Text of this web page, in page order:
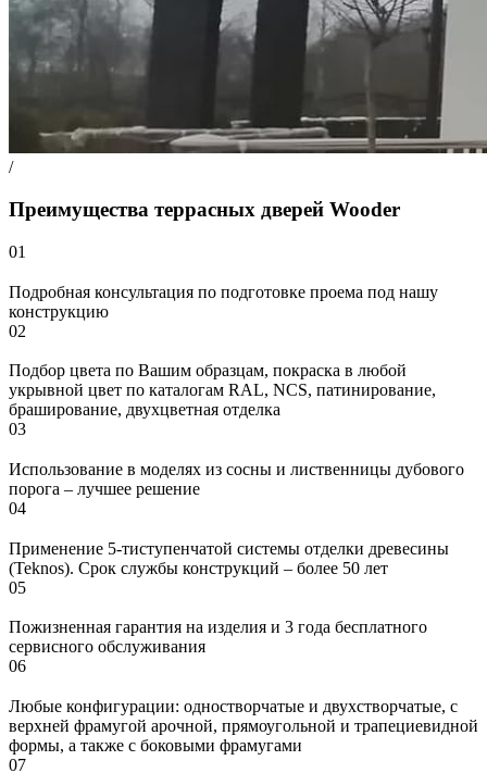
/
Преимущества террасных дверей Wooder
01
Подробная консультация по подготовке проема под нашу
конструкцию
02
Подбор цвета по Вашим образцам, покраска в любой
укрывной цвет по каталогам RAL, NCS, патинирование,
браширование, двухцветная отделка
03
Использование в моделях из сосны и лиственницы дубового
порога – лучшее решение
04
Применение 5-тиступенчатой системы отделки древесины
(Teknos). Срок службы конструкций – более 50 лет
05
Пожизненная гарантия на изделия и 3 года бесплатного
сервисного обслуживания
06
Любые конфигурации: одностворчатые и двухстворчатые, с
верхней фрамугой арочной, прямоугольной и трапециевидной
формы, а также с боковыми фрамугами
07